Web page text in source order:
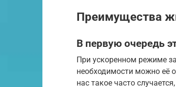
Преимущества
В первую очередь
При ускоренном режиме
необходимости можно её
нас такое часто